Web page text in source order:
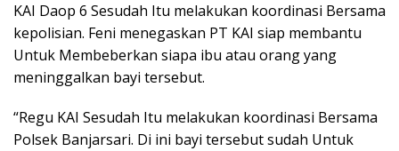
KAI Daop 6 Sesudah Itu melakukan koordinasi Bersama
kepolisian. Feni menegaskan PT KAI siap membantu
Untuk Membeberkan siapa ibu atau orang yang
meninggalkan bayi tersebut.
“Regu KAI Sesudah Itu melakukan koordinasi Bersama
Polsek Banjarsari. Di ini bayi tersebut sudah Untuk